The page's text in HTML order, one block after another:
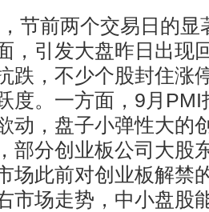
节前两个交易日的显
，引发大盘昨日出现
跌，不少个股封住涨
度。一方面，9月PMI
动，盘子小弹性大的
部分创业板公司大股
场此前对创业板解禁
市场走势，中小盘股